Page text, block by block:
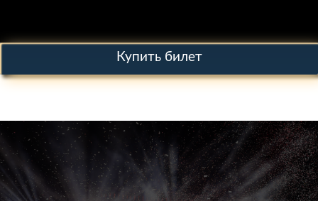
Купить билет